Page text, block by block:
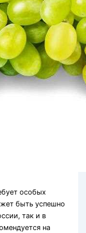
особых
быть успешно
так и в
на